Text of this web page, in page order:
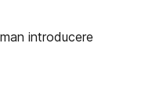
introducere